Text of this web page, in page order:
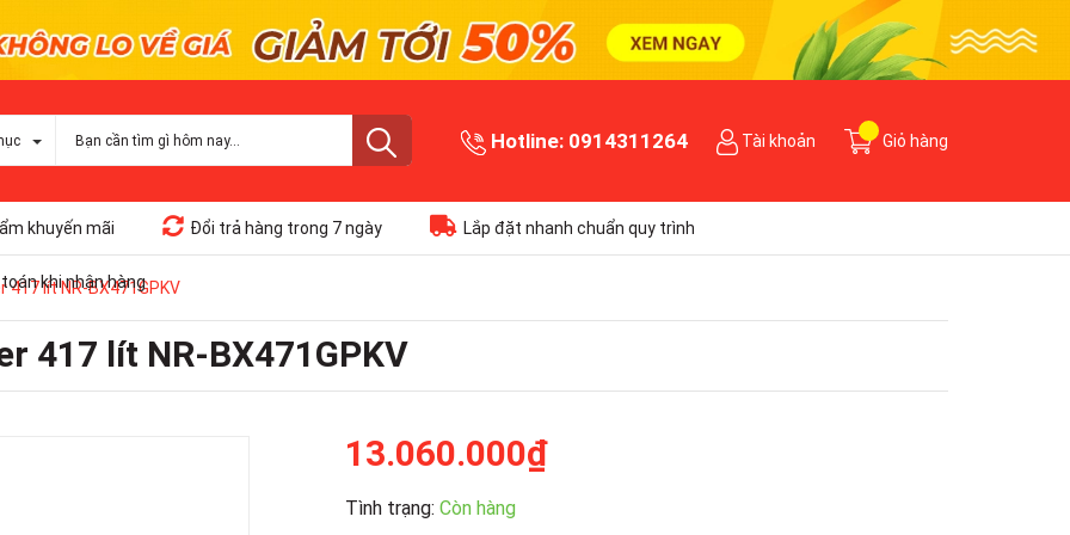
Hotline: 0914311264 Tài khoản Giỏ hàng
khuyến mãi Đổi trả hàng trong 7 ngày Lắp đặt nhanh chuẩn quy trình
khi nhận hàng
lít NR-BX471GPKV
417 lít NR-BX471GPKV
13.060.000₫
Tình trạng: Còn hàng